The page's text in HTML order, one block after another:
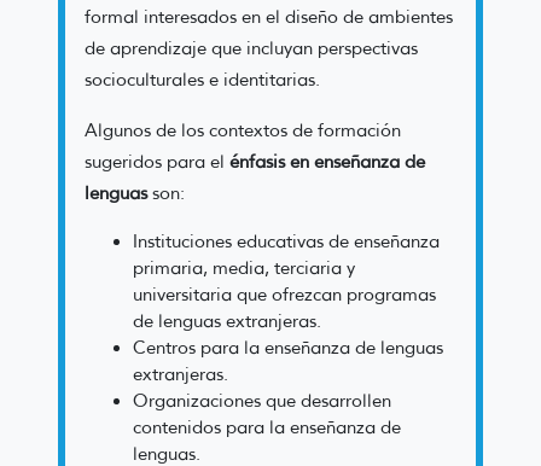
formal interesados en el diseño de ambientes
de aprendizaje que incluyan perspectivas
socioculturales e identitarias.
Algunos de los contextos de formación
sugeridos para el énfasis en enseñanza de
lenguasson:
Instituciones educativas de enseñanza
primaria, media, terciaria y
universitaria que ofrezcan programas
de lenguas extranjeras.
Centros para la enseñanza de lenguas
extranjeras.
Organizaciones que desarrollen
contenidos para la enseñanza de
lenguas.